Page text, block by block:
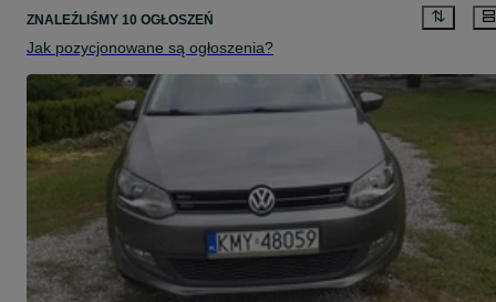
ZNALEŹLIŚMY 10 OGŁOSZEŃ
Jak pozycjonowane są ogłoszenia?